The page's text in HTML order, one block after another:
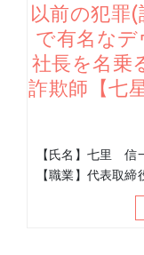
以前の犯罪
で有名な
社長を名乗
詐欺師【七
【氏名】七里
【職業】代表取